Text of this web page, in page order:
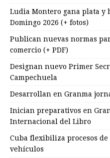
Ludia Montero gana plata y
Domingo 2026 (+ fotos)
Publican nuevas normas
comercio (+ PDF)
Designan nuevo Primer
Campechuela
Desarrollan en Granma
Inician preparativos en
Internacional del Libro
Cuba flexibiliza procesos
vehículos